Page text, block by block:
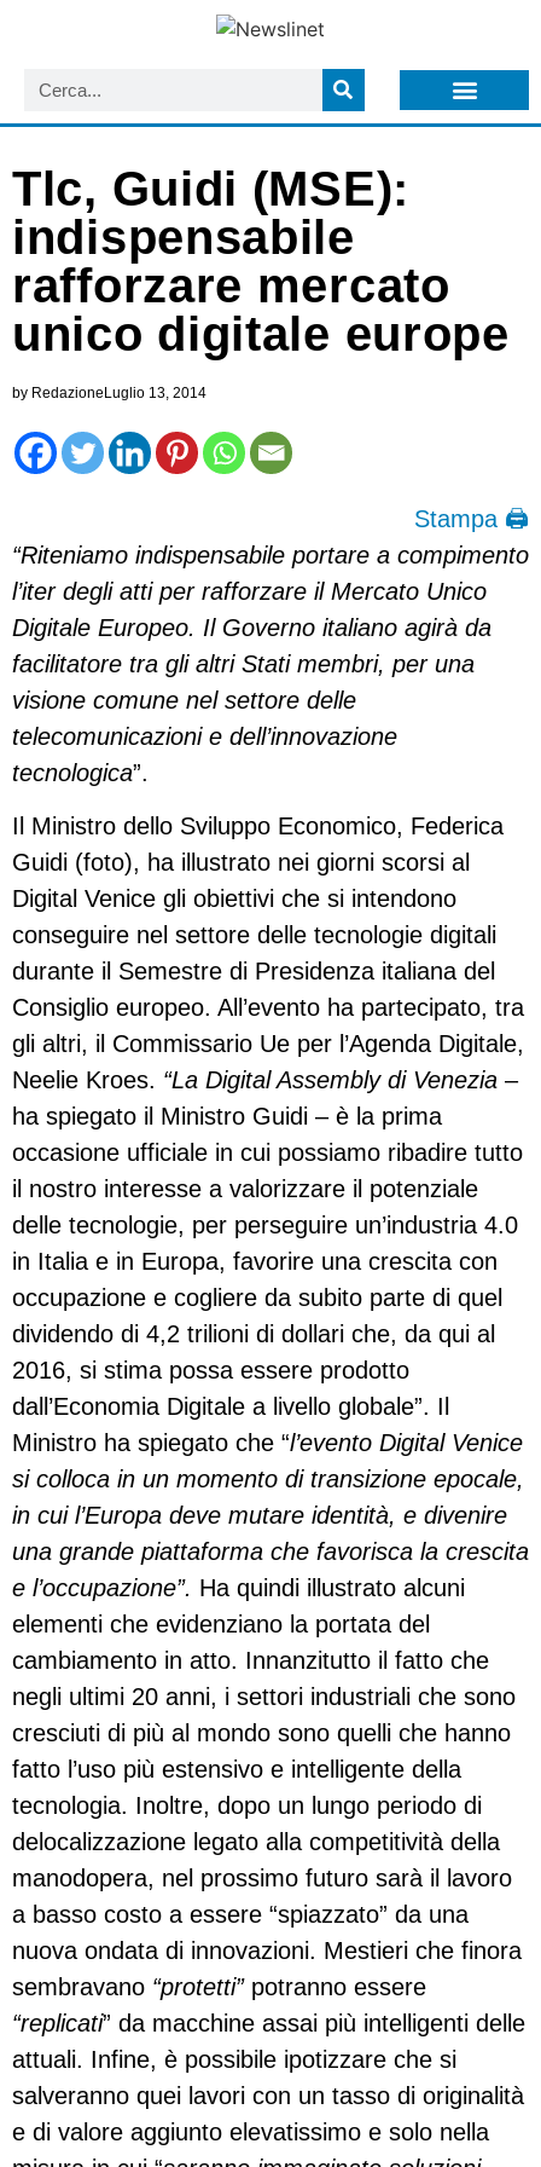
Tlc, Guidi (MSE):
indispensabile
rafforzare mercato
unico digitale europe
by RedazioneLuglio 13, 2014
Stampa 🖨
“Riteniamo indispensabile portare a compimento
l’iter degli atti per rafforzare il Mercato Unico
Digitale Europeo. Il Governo italiano agirà da
facilitatore tra gli altri Stati membri, per una
visione comune nel settore delle
telecomunicazioni e dell’innovazione
tecnologica”.
Il Ministro dello Sviluppo Economico, Federica
Guidi (foto), ha illustrato nei giorni scorsi al
Digital Venice gli obiettivi che si intendono
conseguire nel settore delle tecnologie digitali
durante il Semestre di Presidenza italiana del
Consiglio europeo. All’evento ha partecipato, tra
gli altri, il Commissario Ue per l’Agenda Digitale,
Neelie Kroes. “La Digital Assembly di Venezia –
ha spiegato il Ministro Guidi – è la prima
occasione ufficiale in cui possiamo ribadire tutto
il nostro interesse a valorizzare il potenziale
delle tecnologie, per perseguire un’industria 4.0
in Italia e in Europa, favorire una crescita con
occupazione e cogliere da subito parte di quel
dividendo di 4,2 trilioni di dollari che, da qui al
2016, si stima possa essere prodotto
dall’Economia Digitale a livello globale”. Il
Ministro ha spiegato che “l’evento Digital Venice
si colloca in un momento di transizione epocale,
in cui l’Europa deve mutare identità, e divenire
una grande piattaforma che favorisca la crescita
e l’occupazione”. Ha quindi illustrato alcuni
elementi che evidenziano la portata del
cambiamento in atto. Innanzitutto il fatto che
negli ultimi 20 anni, i settori industriali che sono
cresciuti di più al mondo sono quelli che hanno
fatto l’uso più estensivo e intelligente della
tecnologia. Inoltre, dopo un lungo periodo di
delocalizzazione legato alla competitività della
manodopera, nel prossimo futuro sarà il lavoro
a basso costo a essere “spiazzato” da una
nuova ondata di innovazioni. Mestieri che finora
sembravano “protetti”potranno essere
“replicati” da macchine assai più intelligenti delle
attuali. Infine, è possibile ipotizzare che si
salveranno quei lavori con un tasso di originalità
e di valore aggiunto elevatissimo e solo nella